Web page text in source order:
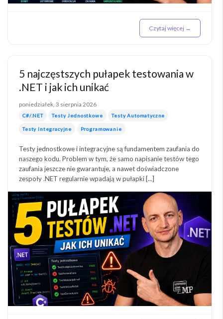
Czytaj więcej →
5 najczęstszych pułapek testowania w
.NET i jak ich unikać
poniedziałek, 3 sierpnia 2026
C#/.NET Testy Jednostkowe Testy Automatyczne
Testy Integracyjne Programowanie
Testy jednostkowe i integracyjne są fundamentem zaufania do
naszego kodu. Problem w tym, że samo napisanie testów tego
zaufania jeszcze nie gwarantuje, a nawet doświadczone
zespoły .NET regularnie wpadają w pułapki [...]